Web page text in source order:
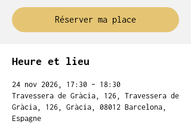
Réserver ma place
Heure et lieu
24 nov 2026, 17:30 – 18:30
Travessera de Gràcia, 126, Travessera de
Gràcia, 126, Gràcia, 08012 Barcelona,
Espagne